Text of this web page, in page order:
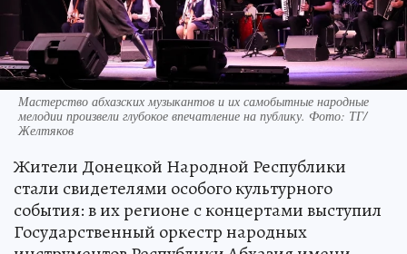
Мастерство абхазских музыкантов и их самобытные народные
мелодии произвели глубокое впечатление на публику. Фото: ТГ/
Желтяков
Жители Донецкой Народной Республики
стали свидетелями особого культурного
события: в их регионе с концертами выступил
Государственный оркестр народных